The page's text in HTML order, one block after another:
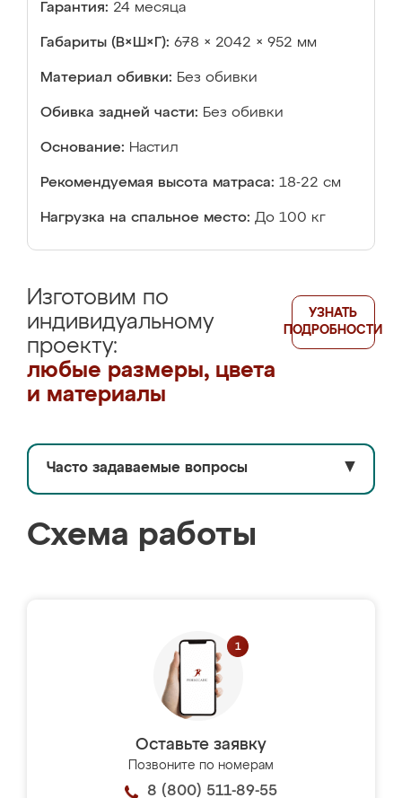
Гарантия: 24 месяца
Габариты (В×Ш×Г): 678 × 2042 × 952 мм
Материал обивки: Без обивки
Обивка задней части: Без обивки
Основание: Настил
Рекомендуемая высота матраса: 18-22 см
Нагрузка на спальное место: До 100 кг
Изготовим по
индивидуальному
проекту:
любые размеры, цвета
и материалы
УЗНАТЬ
ПОДРОБНОСТИ
Часто задаваемые вопросы ▼
Схема работы
Оставьте заявку
Позвоните по номерам
8 (800) 511-89-55